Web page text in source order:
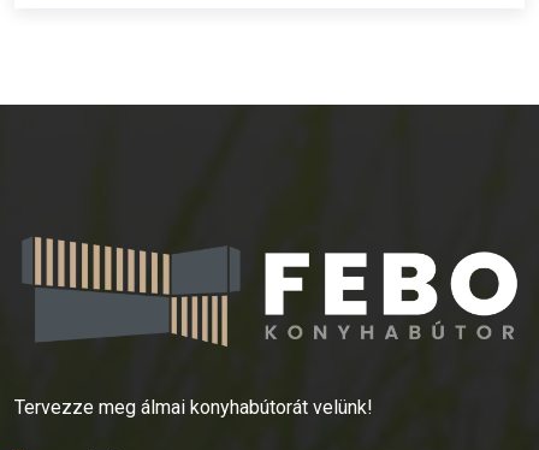
Tervezze meg álmai konyhabútorát velünk!